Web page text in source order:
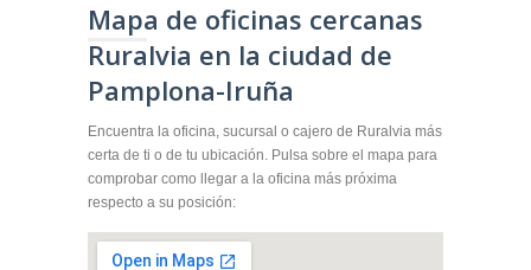
Mapa de oficinas cercanas
Ruralvia en la ciudad de
Pamplona-Iruña
Encuentra la oficina, sucursal o cajero de Ruralvia más
certa de ti o de tu ubicación. Pulsa sobre el mapa para
comprobar como llegar a la oficina más próxima
respecto a su posición: